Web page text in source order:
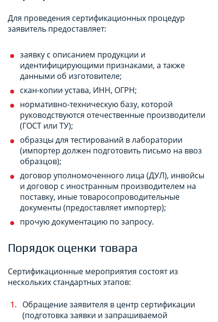
Для проведения сертификационных процедур
заявитель предоставляет:
заявку с описанием продукции и
идентифицирующими признаками, а также
данными об изготовителе;
скан-копии устава, ИНН, ОГРН;
нормативно-техническую базу, которой
руководствуются отечественные производители
(ГОСТ или ТУ);
образцы для тестирований в лаборатории
(импортер должен подготовить письмо на ввоз
образцов);
договор уполномоченного лица (ДУЛ), инвойсы
и договор с иностранным производителем на
поставку, иные товаросопроводительные
документы (предоставляет импортер);
прочую документацию по запросу.
Порядок оценки товара
Сертификационные мероприятия состоят из
нескольких стандартных этапов:
Обращение заявителя в центр сертификации
(подготовка заявки и запрашиваемой